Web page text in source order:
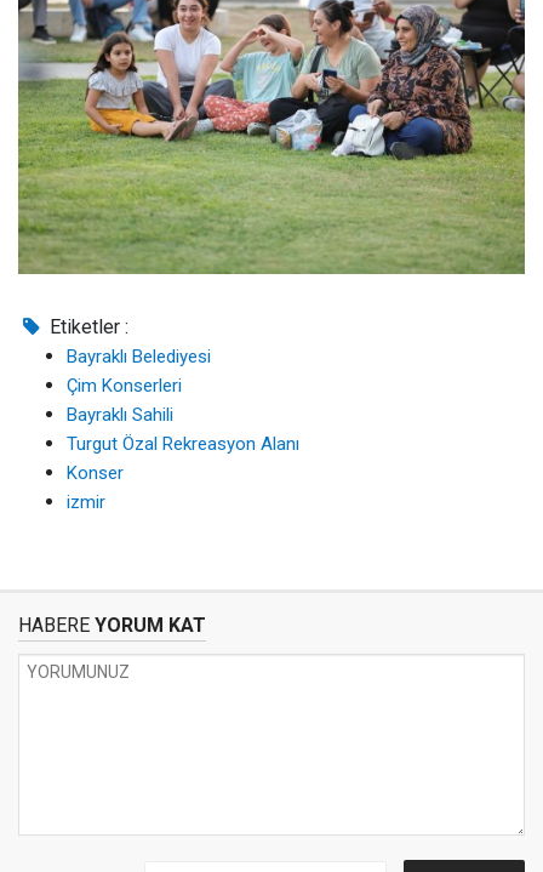
Etiketler :
Bayraklı Belediyesi
Çim Konserleri
Bayraklı Sahili
Turgut Özal Rekreasyon Alanı
Konser
izmir
HABERE YORUM KAT